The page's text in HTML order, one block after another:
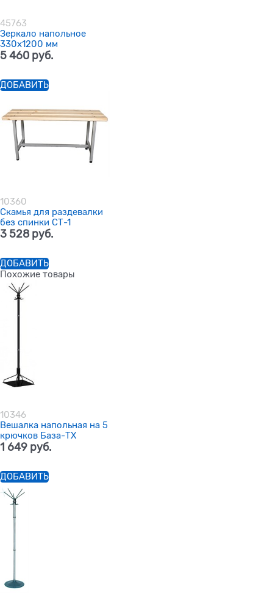
45763
Зеркало напольное
330х1200 мм
5 460 руб.
ДОБАВИТЬ
10360
Скамья для раздевалки
без спинки СТ-1
3 528 руб.
ДОБАВИТЬ
Похожие товары
10346
Вешалка напольная на 5
крючков База-ТХ
1 649 руб.
ДОБАВИТЬ